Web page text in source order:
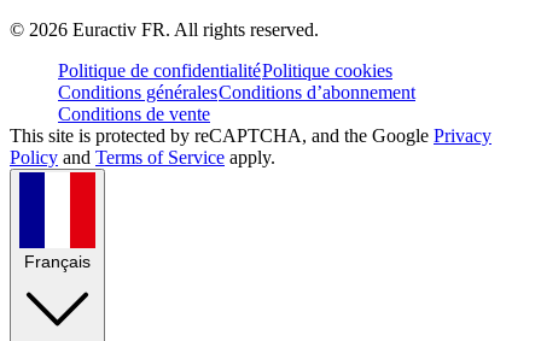
© 2026 Euractiv FR. All rights reserved.
Politique de confidentialitéPolitique cookies
Conditions généralesConditions d’abonnement
Conditions de vente
This site is protected by reCAPTCHA, and the Google Privacy
Policy and Terms of Service apply.
Français